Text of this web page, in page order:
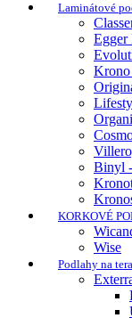
Laminátové
Egger
Binyl
KORKOVÉ
Wise
Podlahy na